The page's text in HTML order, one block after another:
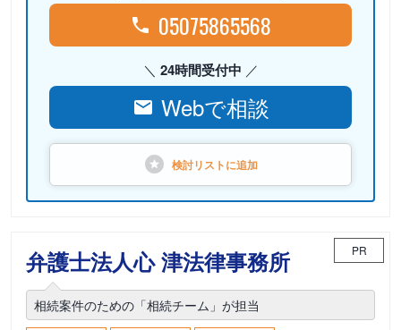
05075865568
24時間受付中
Webで相談
検討リストに追加
弁護士法人心 津法律事務所 PR
相続案件のための「相続チーム」が担当